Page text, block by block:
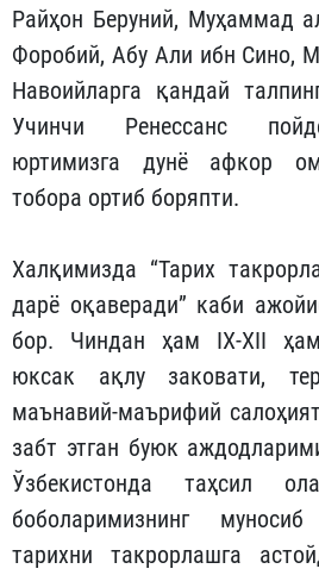
Райҳон Беруний, Муҳаммад
Форобий, Абу Али ибн Сино,
Навоийларга қандай
Учинчи Ренессанс
юртимизга дунё афкор
тобора ортиб боряпти.
Халқимизда “Тарих
дарё оқаверади” каби
бор. Чиндан ҳам IX-XII
юксак ақлу заковати,
маънавий-маърифий
забт этган буюк
Ўзбекистонда таҳсил
боболаримизнинг
тарихни такрорлашга